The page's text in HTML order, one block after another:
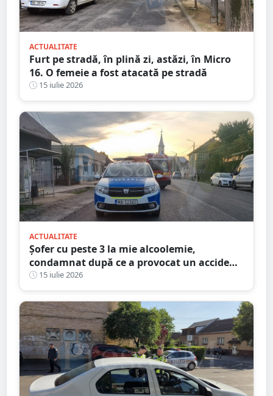
ACTUALITATE
Furt pe stradă, în plină zi, astăzi, în Micro
16. O femeie a fost atacată pe stradă
15 iulie 2026
ACTUALITATE
Șofer cu peste 3 la mie alcoolemie,
condamnat după ce a provocat un accident
dimineața. Ce explicație le-a dat
judecătorilor
15 iulie 2026